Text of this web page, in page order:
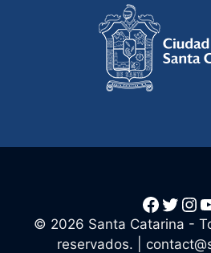
© 2026 Santa Catarina -
reservados. |